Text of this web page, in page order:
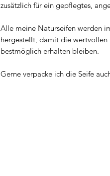
zusätzlich für ein gepflegtes,
Alle meine Naturseifen werden
hergestellt, damit die
bestmöglich erhalten bleiben.
Gerne verpacke ich die Seife